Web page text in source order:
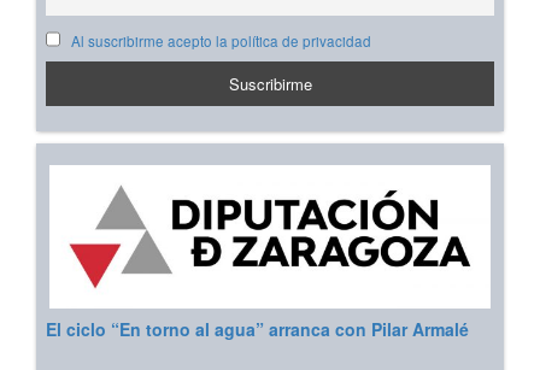
Al suscribirme acepto la política de privacidad
El ciclo “En torno al agua” arranca con Pilar Armalé